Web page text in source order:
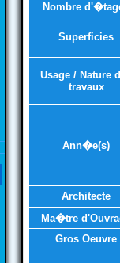
Nombre
Superficies
Usage / Nature
travaux
Ann�e(s)
Architecte
Ma�tre
Gros Oeuvre